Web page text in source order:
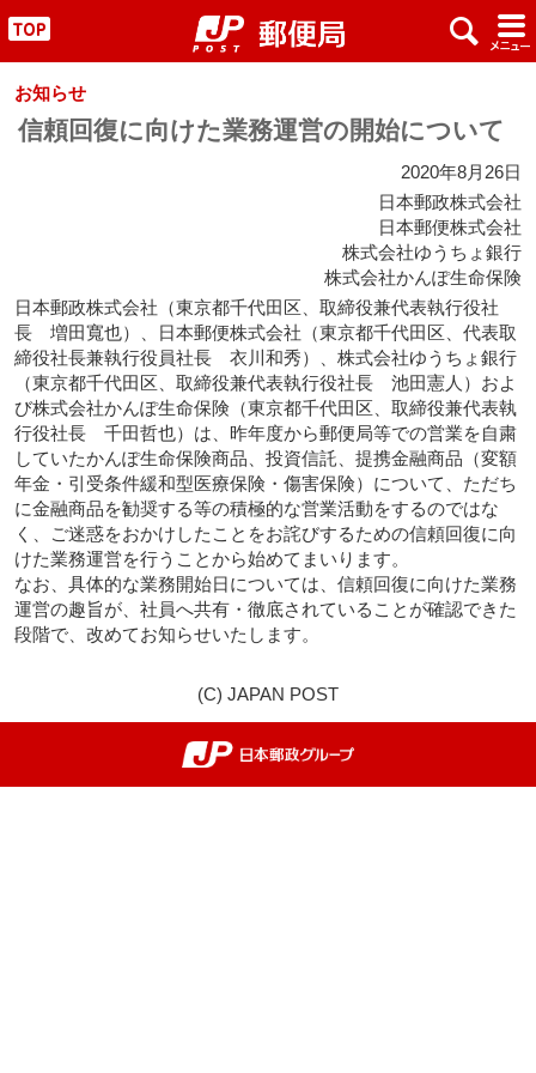
" x #
お知らせ
信頼回復に向けた業務運営の開始について
2020年8月26日
日本郵政株式会社
日本郵便株式会社
株式会社ゆうちょ銀行
株式会社かんぽ生命保険
日本郵政株式会社（東京都千代田区、取締役兼代表執行役社
長 増田寬也）、日本郵便株式会社（東京都千代田区、代表取
締役社長兼執行役員社長 衣川和秀）、株式会社ゆうちょ銀行
（東京都千代田区、取締役兼代表執行役社長 池田憲人）およ
び株式会社かんぽ生命保険（東京都千代田区、取締役兼代表執
行役社長 千田哲也）は、昨年度から郵便局等での営業を自粛
していたかんぽ生命保険商品、投資信託、提携金融商品（変額
年金・引受条件緩和型医療保険・傷害保険）について、ただち
に金融商品を勧奨する等の積極的な営業活動をするのではな
く、ご迷惑をおかけしたことをお詫びするための信頼回復に向
けた業務運営を行うことから始めてまいります。
なお、具体的な業務開始日については、信頼回復に向けた業務
運営の趣旨が、社員へ共有・徹底されていることが確認できた
段階で、改めてお知らせいたします。
(C) JAPAN POST